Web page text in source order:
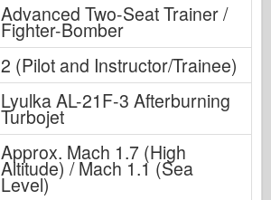
Advanced Two-Seat Trainer /
Fighter-Bomber
2 (Pilot and Instructor/Trainee)
Lyulka AL-21F-3 Afterburning
Turbojet
Approx. Mach 1.7 (High
Altitude) / Mach 1.1 (Sea
Level)